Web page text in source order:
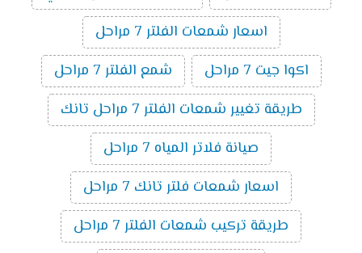
اسعار شمعات الفلتر 7 مراحل
اكوا جيت 7 مراحل
شمع الفلتر 7 مراحل
طريقة تغيير شمعات الفلتر 7 مراحل تانك
صيانة فلاتر المياه 7 مراحل
اسعار شمعات فلتر تانك 7 مراحل
طريقة تركيب شمعات الفلتر 7 مراحل